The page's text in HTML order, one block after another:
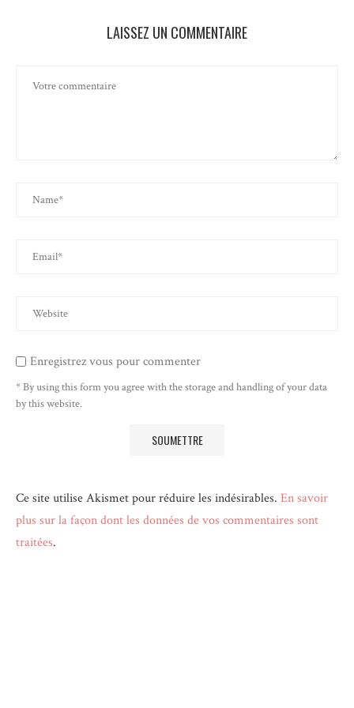
LAISSEZ UN COMMENTAIRE
Enregistrez vous pour commenter
* By using this form you agree with the storage and handling of your data
by this website.
Ce site utilise Akismet pour réduire les indésirables. En savoir
plus sur la façon dont les données de vos commentaires sont
traitées.